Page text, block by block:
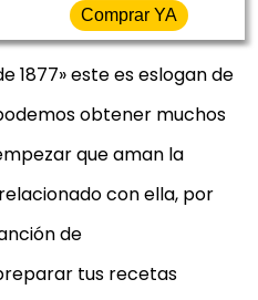
Comprar YA
1877» este es eslogan de
obtener muchos
que aman la
con ella, por
de
tus recetas